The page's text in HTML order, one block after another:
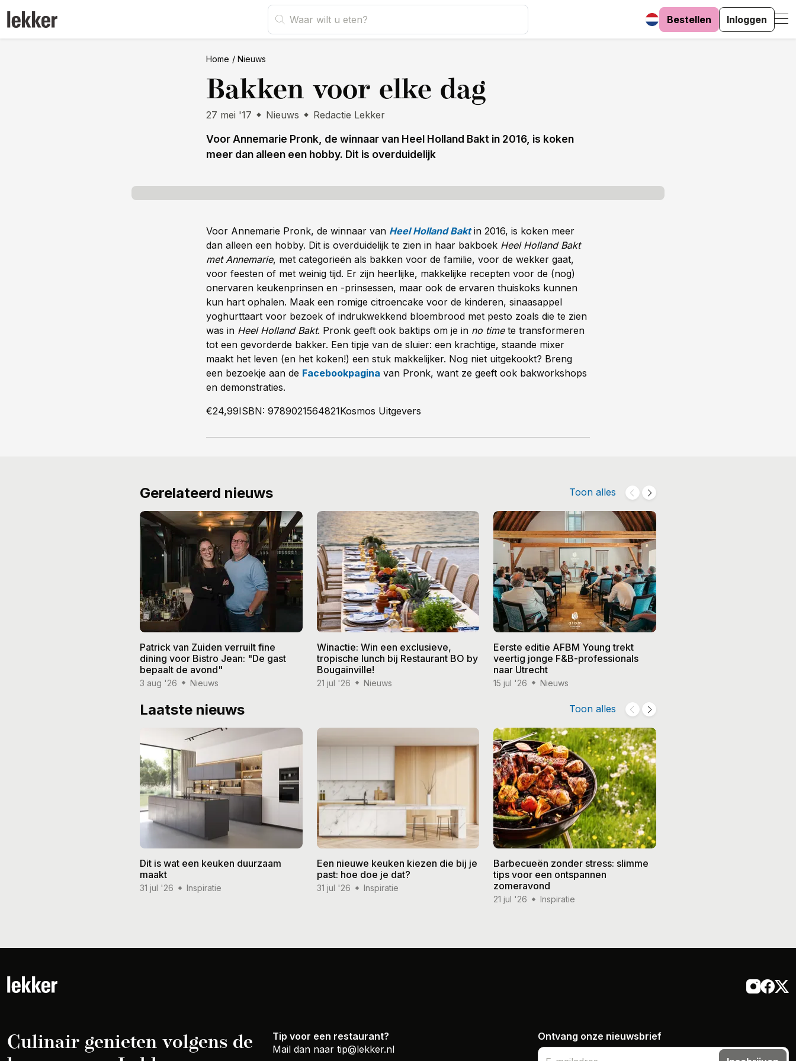
Bestellen Inloggen
Home Nieuws
Bakken voor elke dag
27 mei '17 Nieuws Redactie Lekker
Voor Annemarie Pronk, de winnaar van Heel Holland Bakt in 2016, is koken
meer dan alleen een hobby. Dit is overduidelijk
Voor Annemarie Pronk, de winnaar van Heel Holland Baktin 2016, is koken meer
dan alleen een hobby. Dit is overduidelijk te zien in haar bakboek Heel Holland Bakt
met Annemarie, met categorieën als bakken voor de familie, voor de wekker gaat,
voor feesten of met weinig tijd. Er zijn heerlijke, makkelijke recepten voor de (nog)
onervaren keukenprinsen en -prinsessen, maar ook de ervaren thuiskoks kunnen
kun hart ophalen. Maak een romige citroencake voor de kinderen, sinaasappel
yoghurttaart voor bezoek of indrukwekkend bloembrood met pesto zoals die te zien
was in Heel Holland Bakt. Pronk geeft ook baktips om je in no timete transformeren
tot een gevorderde bakker. Een tipje van de sluier: een krachtige, staande mixer
maakt het leven (en het koken!) een stuk makkelijker. Nog niet uitgekookt? Breng
een bezoekje aan de Facebookpagina van Pronk, want ze geeft ook bakworkshops
en demonstraties.
€24,99ISBN: 9789021564821Kosmos Uitgevers
Gerelateerd nieuws Toon alles
Patrick van Zuiden verruilt fine
dining voor Bistro Jean: "De gast
bepaalt de avond"
3 aug '26 Nieuws
Winactie: Win een exclusieve,
tropische lunch bij Restaurant BO by
Bougainville!
21 jul '26 Nieuws
Eerste editie AFBM Young trekt
veertig jonge F&B-professionals
naar Utrecht
15 jul '26 Nieuws
Laatste nieuws Toon alles
Dit is wat een keuken duurzaam
maakt
31 jul '26 Inspiratie
Een nieuwe keuken kiezen die bij je
past: hoe doe je dat?
31 jul '26 Inspiratie
Barbecueën zonder stress: slimme
tips voor een ontspannen
zomeravond
21 jul '26 Inspiratie
Culinair genieten volgens de
Tip voor een restaurant?
Mail dan naar tip@lekker.nl
Ontvang onze nieuwsbrief